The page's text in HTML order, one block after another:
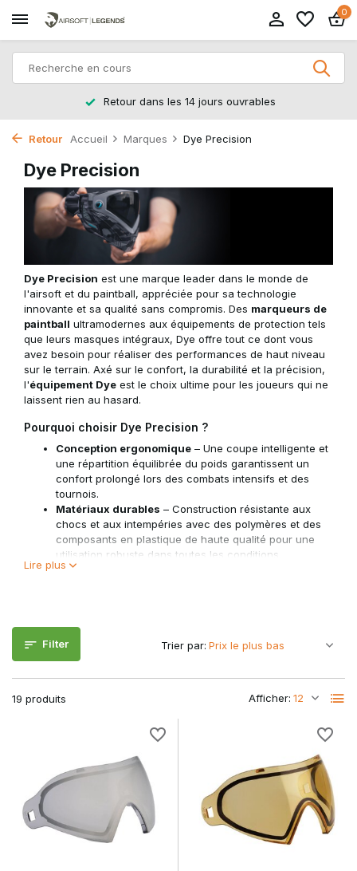
0
Retour dans les 14 jours ouvrables
Retour Accueil Marques Dye Precision
Dye Precision
Dye Precision est une marque leader dans le monde de
l'airsoft et du paintball, appréciée pour sa technologie
innovante et sa qualité sans compromis. Des marqueurs de
paintball ultramodernes aux équipements de protection tels
que leurs masques intégraux, Dye offre tout ce dont vous
avez besoin pour réaliser des performances de haut niveau
sur le terrain. Axé sur le confort, la durabilité et la précision,
l'équipement Dye est le choix ultime pour les joueurs qui ne
laissent rien au hasard.
Pourquoi choisir Dye Precision ?
Conception ergonomique – Une coupe intelligente et
une répartition équilibrée du poids garantissent un
confort prolongé lors des combats intensifs et des
tournois.
Matériaux durables – Construction résistante aux
chocs et aux intempéries avec des polymères et des
composants en plastique de haute qualité pour une
utilisation robuste dans toutes les conditions.
Technologie avancée
masques Dye i4/i5
Améliorez vos performances avec
Lire plus
Filter
19 produits Afficher:
Trier par: